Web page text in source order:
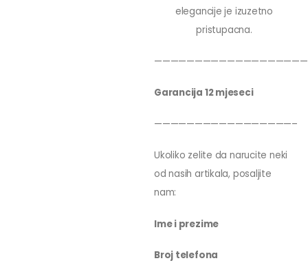
elegancije je izuzetno
pristupacna.
Garancija 12 mjeseci
—————————————————–
Ukoliko zelite da narucite neki
od nasih artikala, posaljite
nam:
Ime i prezime
Broj telefona